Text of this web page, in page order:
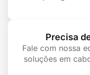
Precisa
Fale com nossa
soluções em